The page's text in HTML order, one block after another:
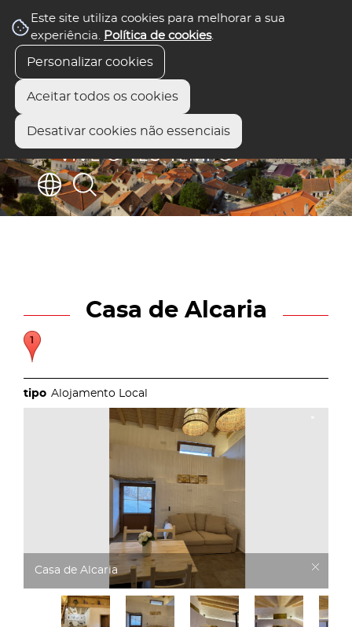
Este site utiliza cookies para melhorar a sua
experiência. Política de cookies.
Personalizar cookies
Aceitar todos os cookies
Desativar cookies não essenciais
Casa de Alcaria
Alojamento Local
Casa de Alcaria